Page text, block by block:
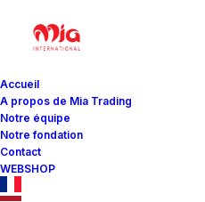
Accueil
A propos de Mia Trading
Notre équipe
Notre fondation
Contact
WEBSHOPBRINDOLIVE